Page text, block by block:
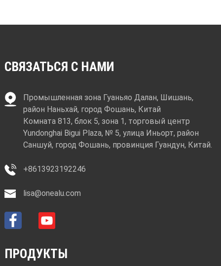
СВЯЗАТЬСЯ С НАМИ
Промышленная зона Гуаньяо Далан, Шишань,
район Наньхай, город Фошань, Китай
Комната 813, блок 5, зона 1, торговый центр
Yundonghai Bigui Plaza, № 5, улица Иньорт, район
Саншуй, город Фошань, провинция Гуандун, Китай.
+8613923192246
lisa@onealu.com
ПРОДУКТЫ